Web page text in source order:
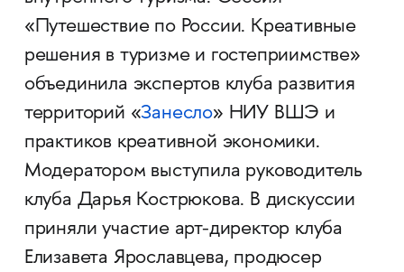
«Путешествие по России. Креативные
решения в туризме и гостеприимстве»
объединила экспертов клуба развития
территорий «Занесло» НИУ ВШЭ и
практиков креативной экономики.
Модератором выступила руководитель
клуба Дарья Кострюкова. В дискуссии
приняли участие арт-директор клуба
Елизавета Ярославцева, продюсер